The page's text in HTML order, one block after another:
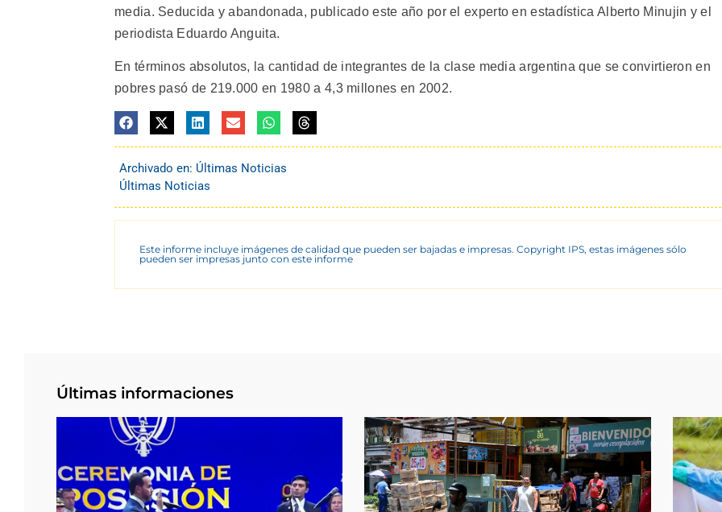
media. Seducida y abandonada, publicado este año por el experto en estadística Alberto Minujin y el
periodista Eduardo Anguita.
En términos absolutos, la cantidad de integrantes de la clase media argentina que se convirtieron en
pobres pasó de 219.000 en 1980 a 4,3 millones en 2002.
Archivado en: Últimas Noticias
Últimas Noticias
Este informe incluye imágenes de calidad que pueden ser bajadas e impresas. Copyright IPS, estas imágenes sólo
pueden ser impresas junto con este informe
Últimas informaciones